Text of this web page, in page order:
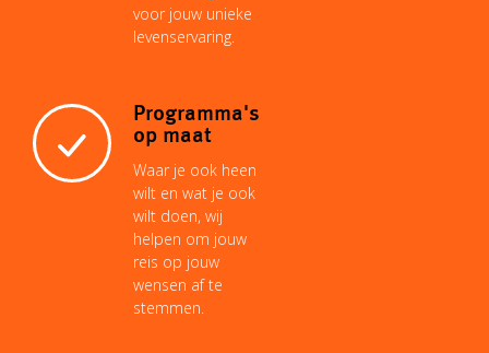
voor jouw unieke
levenservaring.
Programma's
op maat
Waar je ook heen
wilt en wat je ook
wilt doen, wij
helpen om jouw
reis op jouw
wensen af te
stemmen.